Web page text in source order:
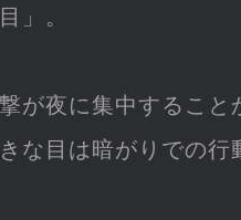
」。
が夜に集中するこ
な目は暗がりでの行